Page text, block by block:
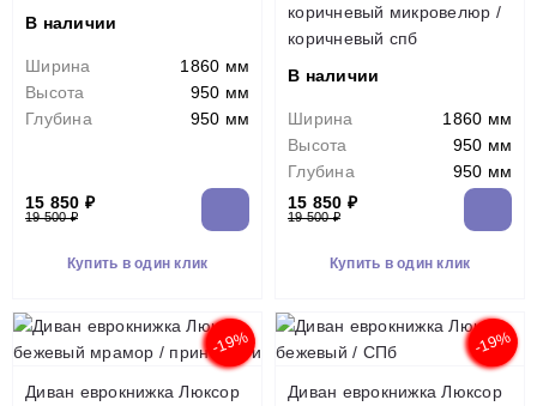
В наличии
Ширина
1860 мм
Высота
950 мм
Глубина
950 мм
15 850 ₽
19 500 ₽
Купить в один клик
коричневый микровелюр /
коричневый спб
В наличии
Ширина
1860 мм
Высота
950 мм
Глубина
950 мм
15 850 ₽
19 500 ₽
Купить в один клик
-19%
Диван еврокнижка Люксор
-19%
Диван еврокнижка Люксор